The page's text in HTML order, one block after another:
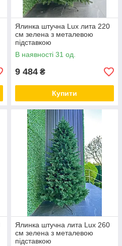
Ялинка штучна Lux лита 220
см зелена з металевою
підставкою
В наявності 31 од.
9 484 ₴
Купити
Ялинка штучна лита Lux 260
см зелена з металевою
підставкою